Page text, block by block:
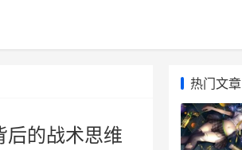
后的战术思维
热门文章